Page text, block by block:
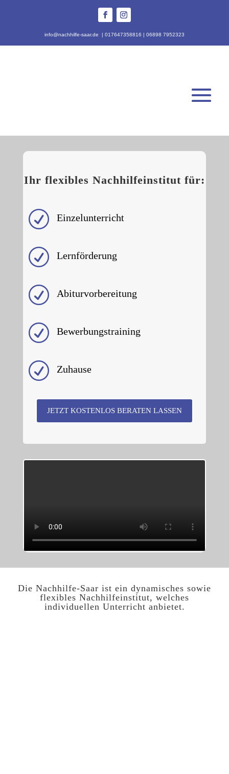
info@nachhilfe-saar.de | 017647358816 | 06898 7952323
Ihr flexibles Nachhilfeinstitut für:
R Einzelunterricht
R Lernförderung
R Abiturvorbereitung
R Bewerbungstraining
R Zuhause
JETZT KOSTENLOS BERATEN LASSEN
Die Nachhilfe-Saar ist ein dynamisches sowie
flexibles Nachhilfeinstitut, welches
individuellen Unterricht anbietet.